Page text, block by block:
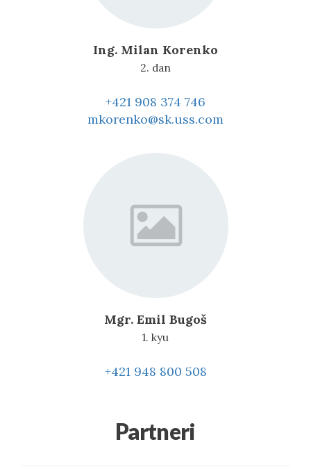
Ing. Milan Korenko
2. dan
+421 908 374 746
mkorenko@sk.uss.com
Mgr. Emil Bugoš
1. kyu
+421 948 800 508
Partneri